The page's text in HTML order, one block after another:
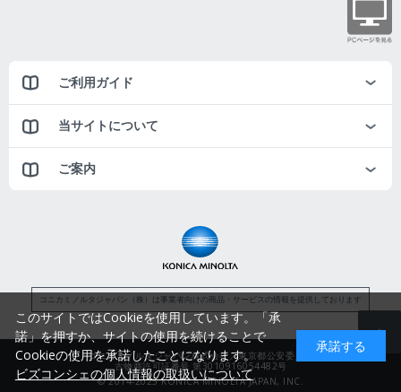
ご利用ガイド
当サイトについて
ご案内
コニカミノルタジャパン（株）は事業者向けの商品・サービスの情報を提供しております
コニカミノルタジャパン株式会社／東京都公安委員会
古物商許可証番号 第3010916054482号
© 2014-2025 KONICA MINOLTA JAPAN, INC.
このサイトではCookieを使用しています。「承
諾」を押すか、サイトの使用を続けることで
Cookieの使用を承諾したことになります。
ビズコンシェの個人情報の取扱いについて
承諾する